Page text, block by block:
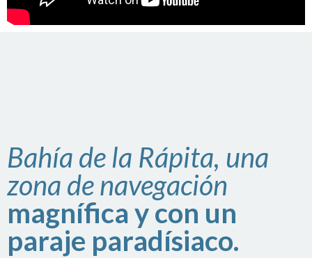
Bahía de la Rápita, una
zona de navegación
magnífica y con un
paraje paradísiaco.